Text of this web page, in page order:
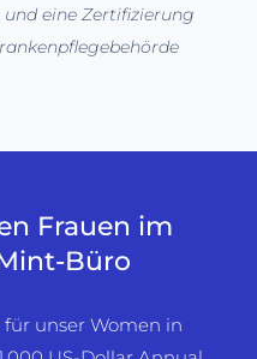
eine Zertifizierung
Frauen im
Büro
unser Women in